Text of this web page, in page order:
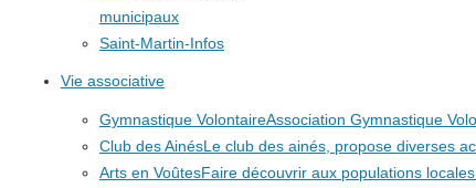
municipaux
Saint-Martin-Infos
Vie associative
Gymnastique VolontaireAssociation Gymnastique
Club des AinésLe club des ainés, propose diverses
Arts en VoûtesFaire découvrir aux populations